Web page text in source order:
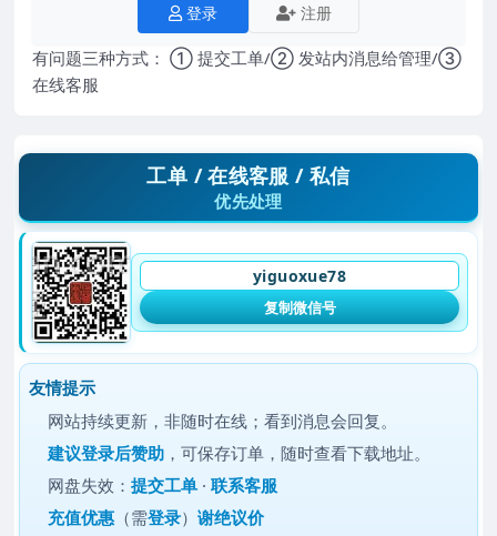
登录 注册
有问题三种方式： ① 提交工单/② 发站内消息给管理/③
在线客服
工单 / 在线客服 / 私信
优先处理
yiguoxue78
复制微信号
友情提示
网站持续更新，非随时在线；看到消息会回复。
建议登录后赞助 ，可保存订单，随时查看下载地址。
网盘失效：提交工单 ·联系客服
充值优惠 （需登录）谢绝议价